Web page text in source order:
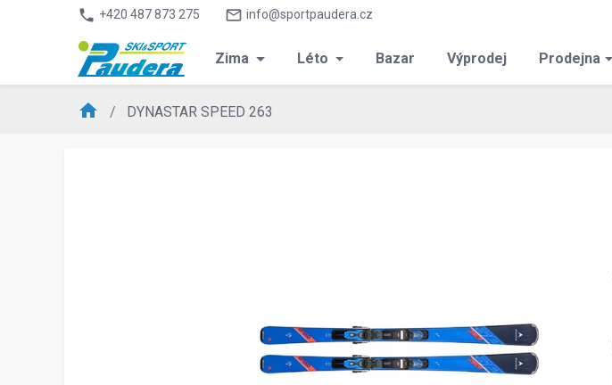
phone +420 487 873 275 mail_outline info@sportpaudera.cz
Zima Léto Bazar Výprodej Prodejna
home DYNASTAR SPEED 263